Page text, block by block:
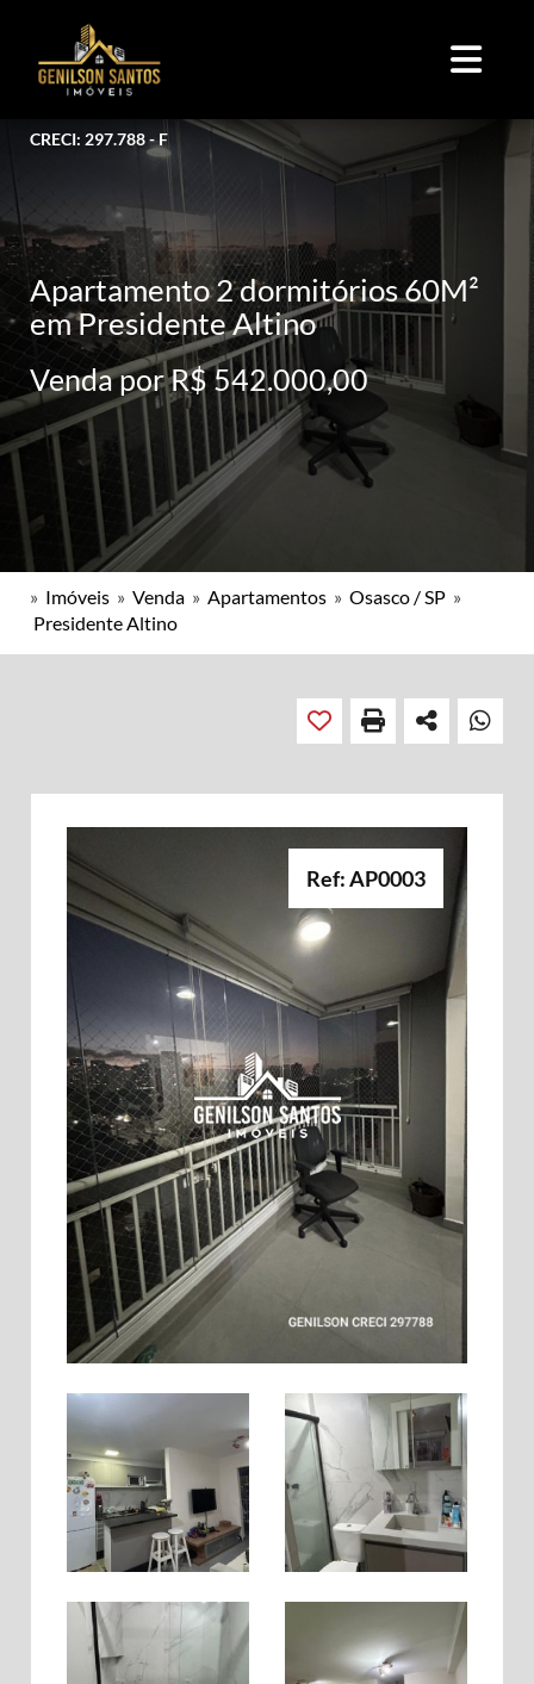
CRECI: 297.788 - F
Apartamento 2 dormitórios 60M²
em Presidente Altino
Venda por R$ 542.000,00
» Imóveis » Venda » Apartamentos » Osasco / SP »
Presidente Altino
Ref: AP0003